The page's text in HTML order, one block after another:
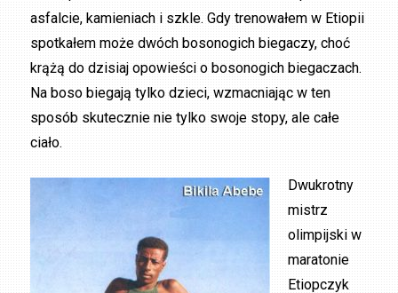
asfalcie, kamieniach i szkle. Gdy trenowałem w Etiopii
spotkałem może dwóch bosonogich biegaczy, choć
krążą do dzisiaj opowieści o bosonogich biegaczach.
Na boso biegają tylko dzieci, wzmacniając w ten
sposób skutecznie nie tylko swoje stopy, ale całe
ciało.
Dwukrotny
mistrz
olimpijski w
maratonie
Etiopczyk